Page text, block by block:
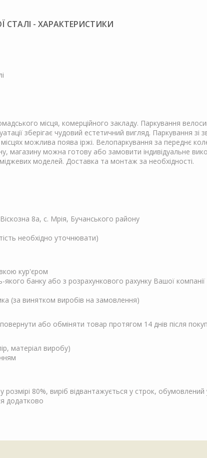
СТАЛІ - ХАРАКТЕРИСТИКИ
місця, комерційного закладу. Паркування
зберігає чудовий естетичний вигляд. Паркування зі
можлива поява іржі. Велопаркування за переднє
магазину можна готову або замовити індивідуальне
моделей. Доставка та монтаж за необхідності.
8а, с. Мрія, Бучанського району
необхідно уточнювати)
кур'єром
якого банку або з розрахункового рахунку Вашої компанії
(за винятком виробів на замовлення)
або обміняти товар протягом 14 днів після
матеріал виробу)
80%, виріб відвантажується у строк, обумовлений
додатково